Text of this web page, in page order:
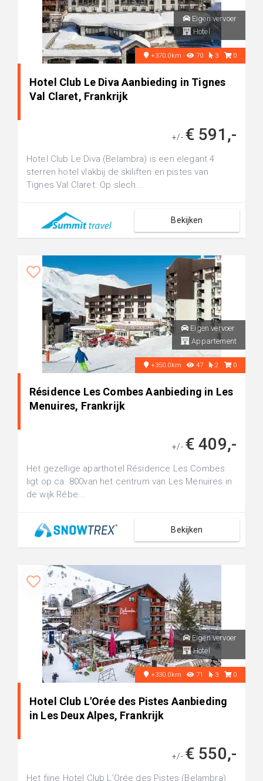
Eigen vervoer
Hotel
+370.0km 70 3 0
Hotel Club Le Diva Aanbieding in Tignes
Val Claret, Frankrijk
+/- € 591,-
Hotel Club Le Diva (Belambra) is een elegant 4
sterren hotel vlakbij de skiliften en pistes van
Tignes Val Claret. Op slech...
Bekijken
Eigen vervoer
Appartement
+350.0km 47 2 0
Résidence Les Combes Aanbieding in Les
Menuires, Frankrijk
+/- € 409,-
Het gezellige aparthotel Résidence Les Combes
ligt op ca. 800van het centrum van Les Menuires in
de wijk Rébe...
Bekijken
Eigen vervoer
Hotel
+330.0km 71 3 0
Hotel Club L'Orée des Pistes Aanbieding
in Les Deux Alpes, Frankrijk
+/- € 550,-
Het fijne Hotel Club L’Orée des Pistes (Belambra)